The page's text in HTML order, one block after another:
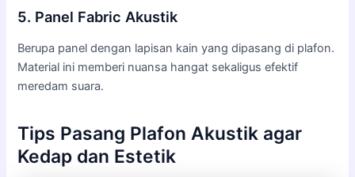
5. Panel Fabric Akustik
Berupa panel dengan lapisan kain yang dipasang di plafon.
Material ini memberi nuansa hangat sekaligus efektif
meredam suara.
Tips Pasang Plafon Akustik agar
Kedap dan Estetik